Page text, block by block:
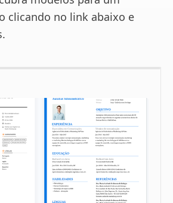
clicando no link abaixo e